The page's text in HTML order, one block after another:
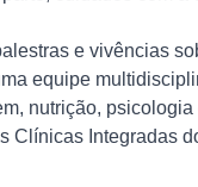
e vivências
equipe
nutrição,
Clínicas Integradas